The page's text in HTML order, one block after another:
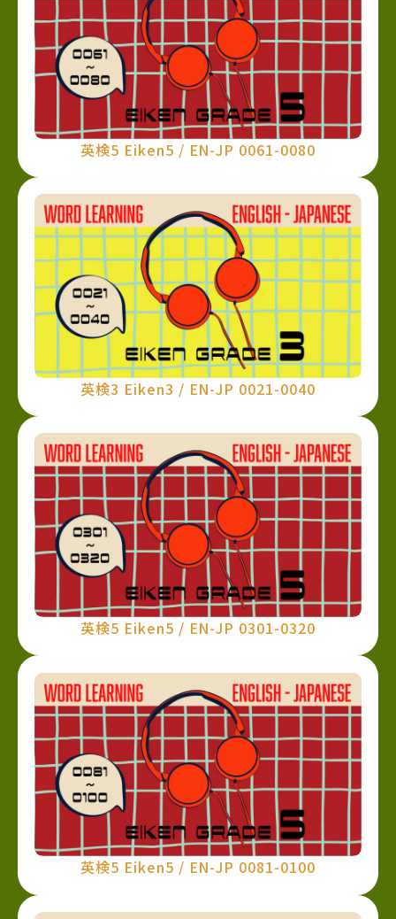
英検5 Eiken5 / EN-JP 0061-0080
英検3 Eiken3 / EN-JP 0021-0040
英検5 Eiken5 / EN-JP 0301-0320
英検5 Eiken5 / EN-JP 0081-0100